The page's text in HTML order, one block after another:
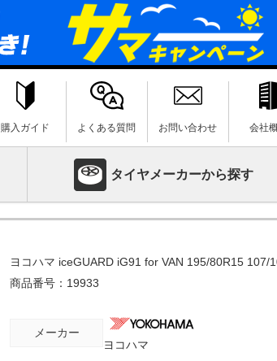
購入ガイド よくある質問 お問い合わせ 会社
タイヤメーカーから探す
ヨコハマ iceGUARD iG91 for VAN 195/80R15 107/
商品番号： 19933
メーカー
ヨコハマ